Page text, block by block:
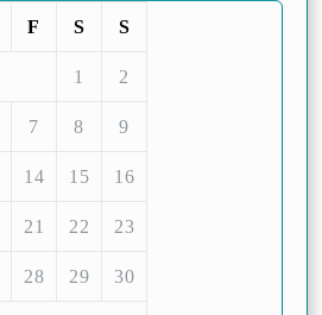
F S S
1 2
7 8 9
14 15 16
21 22 23
28 29 30